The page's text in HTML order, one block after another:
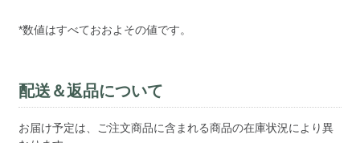
*数値はすべておおよその値です。
配送＆返品について
お届け予定は、ご注文商品に含まれる商品の在庫状況により異